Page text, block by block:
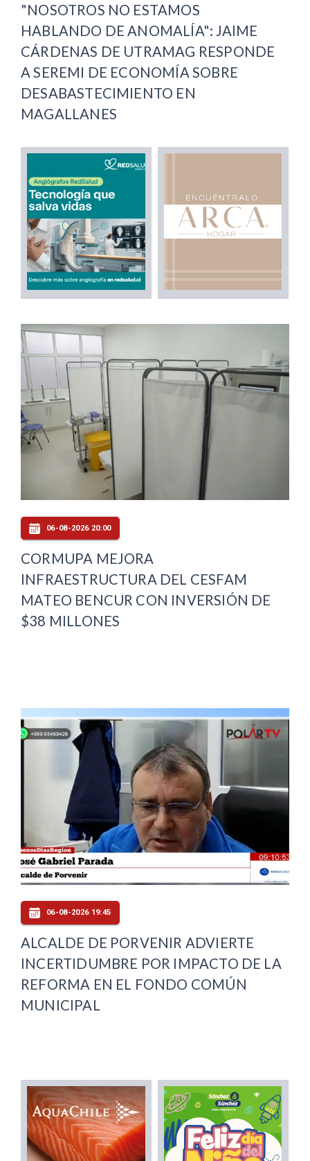
"NOSOTROS NO ESTAMOS
HABLANDO DE ANOMALÍA": JAIME
CÁRDENAS DE UTRAMAG RESPONDE
A SEREMI DE ECONOMÍA SOBRE
DESABASTECIMIENTO EN
MAGALLANES
06-08-2026 20:00
CORMUPA MEJORA
INFRAESTRUCTURA DEL CESFAM
MATEO BENCUR CON INVERSIÓN DE
$38 MILLONES
06-08-2026 19:45
ALCALDE DE PORVENIR ADVIERTE
INCERTIDUMBRE POR IMPACTO DE LA
REFORMA EN EL FONDO COMÚN
MUNICIPAL